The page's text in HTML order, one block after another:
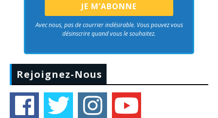
Avec nous, pas de courrier indésirable. Vous pouvez vous
désinscrire quand vous le souhaitez.
Rejoignez-Nous